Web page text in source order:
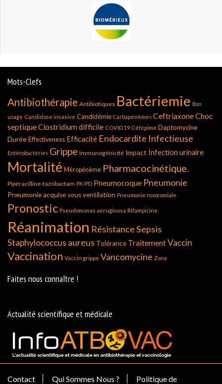
Mots-Clefs
Antibiothérapie Antibiotiques Bactériemie Bon
usage Candidose invasive Candidémie Carbapénèmes CeftriaxoneChoc
septiqueClostridium difficile COVID 19 Céfépime Daptomycine
Durée Effectiveness Efficacité Endocardite Infectieuse
Entérobactéries Grippe Immunogénicité Impact Infection urinaire
Mortalité Méropénème Pharmacocinétique.
Pipéracilline-tazobactam PK/PD Pneumocoque Pneumonie
Pneumonie acquise sous ventilation Pneumonie nosocomiale
Pronostic Pseudomonas aeruginosa Rifampicine
Réanimation RésistanceSepsis
Staphylococcus aureus Tolérance TraitementVaccin
Vaccination Vaccin grippe Vancomycine Zona
Faites nous connaître !
Actualité scientifique et médicale
Contact Qui Sommes Nous ?
Politique de